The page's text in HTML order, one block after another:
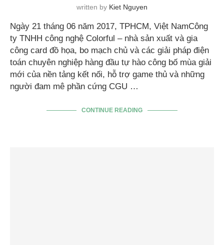
written by Kiet Nguyen
Ngày 21 tháng 06 năm 2017, TPHCM, Việt NamCông
ty TNHH công nghệ Colorful – nhà sản xuất và gia
công card đồ họa, bo mạch chủ và các giải pháp điện
toán chuyên nghiệp hàng đầu tự hào công bố mùa giải
mới của nền tảng kết nối, hỗ trợ game thủ và những
người đam mê phần cứng CGU …
CONTINUE READING